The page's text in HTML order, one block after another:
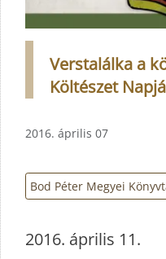
Verstalálka a
Költészet
2016. április 07
Bod Péter Megyei
2016. április 11.